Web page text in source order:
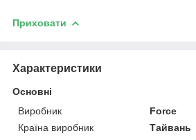
Приховати
Характеристики
Основні
Виробник
Force
Країна виробник
Тайвань